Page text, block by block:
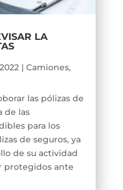
LA
| Camiones,
las pólizas de
de las
para los
de seguros, ya
de su actividad
protegidos ante